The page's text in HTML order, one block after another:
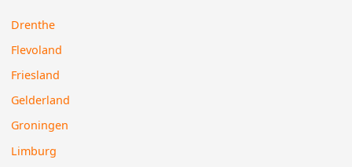
Drenthe
Flevoland
Friesland
Gelderland
Groningen
Limburg